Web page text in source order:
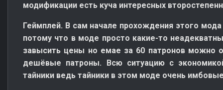
модификации есть куча интересных
Геймплей. В сам начале прохождения этого
потому что в моде просто какие-то
завысить цены но емае за 60 патронов можно
дешёвые патроны. Всю ситуацию с
тайники ведь тайники в этом моде очень